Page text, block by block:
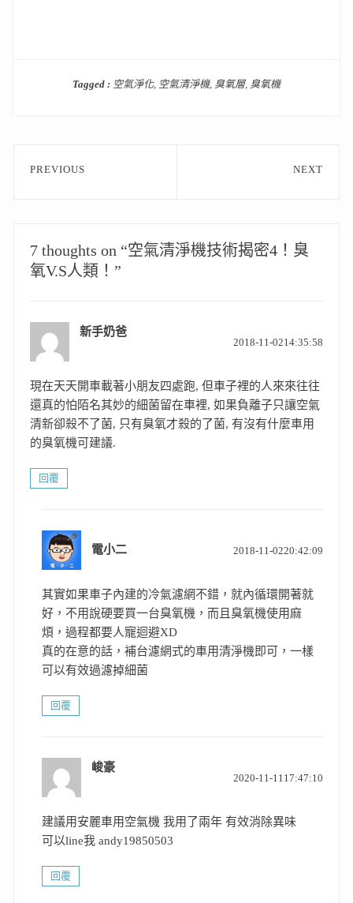
Tagged : 空氣淨化, 空氣清淨機, 臭氧層, 臭氧機
文
PREVIOUS NEXT
7 thoughts on “空氣清淨機技術揭密4！臭
氧V.S人類！”
新手奶爸
2018-11-0214:35:58
現在天天開車載著小朋友四處跑, 但車子裡的人來來往往
還真的怕陌名其妙的細菌留在車裡, 如果負離子只讓空氣
清新卻殺不了菌, 只有臭氧才殺的了菌, 有沒有什麼車用
的臭氧機可建議.
回覆
電小二 2018-11-0220:42:09
其實如果車子內建的冷氣濾網不錯，就內循環開著就
好，不用說硬要買一台臭氧機，而且臭氧機使用麻
煩，過程都要人寵迴避XD
真的在意的話，補台濾網式的車用清淨機即可，一樣
可以有效過濾掉細菌
回覆
峻豪
2020-11-1117:47:10
建議用安麗車用空氣機 我用了兩年 有效消除異味
可以line我 andy19850503
回覆